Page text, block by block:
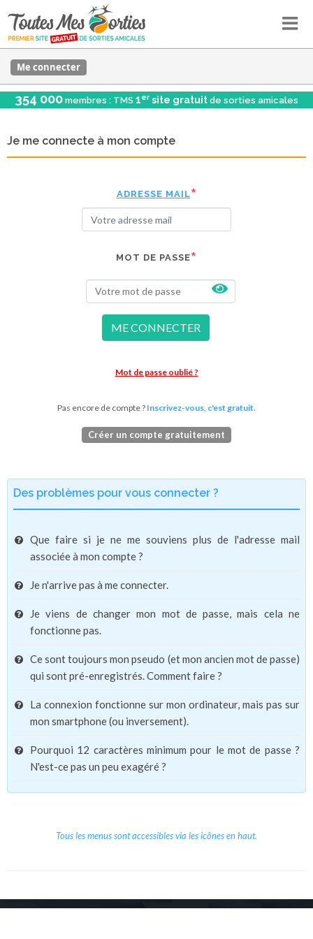
Me connecter
354 000 membres : TMS 1er site gratuit de sorties amicales
Je me connecte à mon compte
ADRESSE MAIL
MOT DE PASSE
ME CONNECTER
Mot de passe oublié ?
Pas encore de compte ? Inscrivez-vous, c'est gratuit.
Créer un compte gratuitement
Des problèmes pour vous connecter ?
Que faire si je ne me souviens plus de l'adresse mail
associée à mon compte ?
Je n'arrive pas à me connecter.
Je viens de changer mon mot de passe, mais cela ne
fonctionne pas.
Ce sont toujours mon pseudo (et mon ancien mot de passe)
qui sont pré-enregistrés. Comment faire ?
La connexion fonctionne sur mon ordinateur, mais pas sur
mon smartphone (ou inversement).
Pourquoi 12 caractères minimum pour le mot de passe ?
N'est-ce pas un peu exagéré ?
Tous les menus sont accessibles via les icônes en haut.